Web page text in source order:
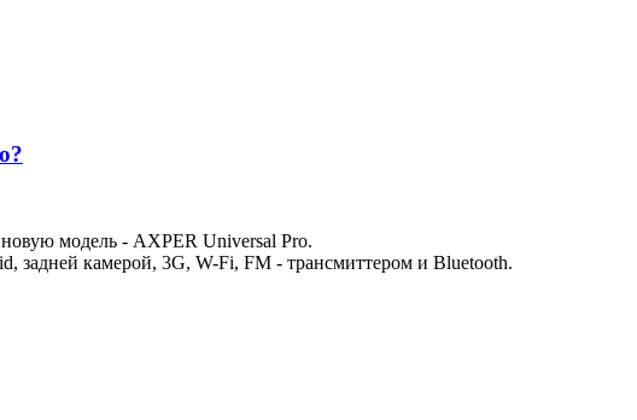
модель - AXPER Universal Pro.
задней камерой, 3G, W-Fi, FM - трансмиттером и Bluetooth.